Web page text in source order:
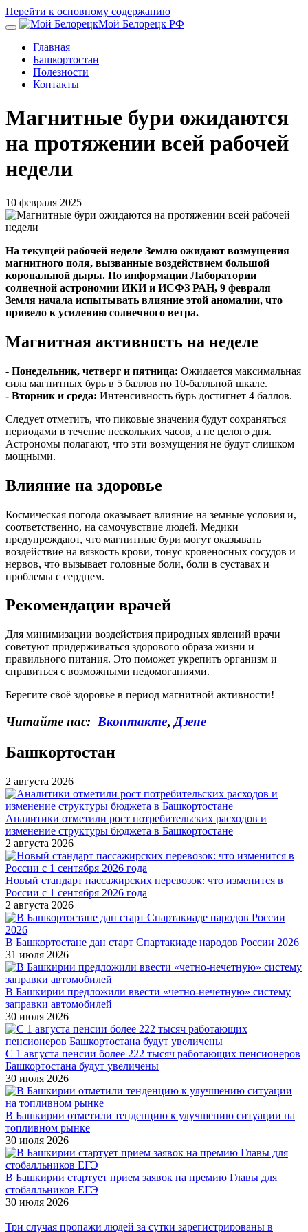
Перейти к основному содержанию
Мой Белорецк РФ
Главная
Башкортостан
Полезности
Контакты
Магнитные бури ожидаются
на протяжении всей рабочей
недели
10 февраля 2025
На текущей рабочей неделе Землю ожидают возмущения
магнитного поля, вызванные воздействием большой
корональной дыры. По информации Лаборатории
солнечной астрономии ИКИ и ИСФЗ РАН, 9 февраля
Земля начала испытывать влияние этой аномалии, что
привело к усилению солнечного ветра.
Магнитная активность на неделе
- Понедельник, четверг и пятница: Ожидается максимальная
сила магнитных бурь в 5 баллов по 10-балльной шкале.
- Вторник и среда: Интенсивность бурь достигнет 4 баллов.
Следует отметить, что пиковые значения будут сохраняться
периодами в течение нескольких часов, а не целого дня.
Астрономы полагают, что эти возмущения не будут слишком
мощными.
Влияние на здоровье
Космическая погода оказывает влияние на земные условия и,
соответственно, на самочувствие людей. Медики
предупреждают, что магнитные бури могут оказывать
воздействие на вязкость крови, тонус кровеносных сосудов и
нервов, что вызывает головные боли, боли в суставах и
проблемы с сердцем.
Рекомендации врачей
Для минимизации воздействия природных явлений врачи
советуют придерживаться здорового образа жизни и
правильного питания. Это поможет укрепить организм и
справиться с возможными недомоганиями.
Берегите своё здоровье в период магнитной активности!
Читайте нас: Вконтакте, Дзене
Башкортостан
2 августа 2026
Аналитики отметили рост потребительских расходов и
изменение структуры бюджета в Башкортостане
2 августа 2026
Новый стандарт пассажирских перевозок: что изменится в
России с 1 сентября 2026 года
2 августа 2026
В Башкортостане дан старт Спартакиаде народов России 2026
31 июля 2026
В Башкирии предложили ввести «четно-нечетную» систему
заправки автомобилей
30 июля 2026
С 1 августа пенсии более 222 тысяч работающих пенсионеров
Башкортостана будут увеличены
30 июля 2026
В Башкирии отметили тенденцию к улучшению ситуации на
топливном рынке
30 июля 2026
В Башкирии стартует прием заявок на премию Главы для
стобалльников ЕГЭ
30 июля 2026
Три случая пропажи людей за сутки зарегистрированы в